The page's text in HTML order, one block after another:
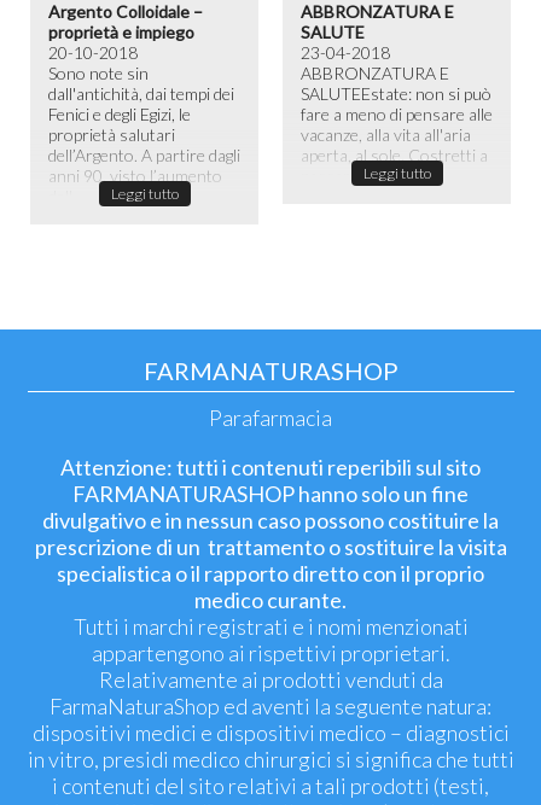
Argento Colloidale –
proprietà e impiego
20-10-2018
Sono note sin
dall'antichità, dai tempi dei
Fenici e degli Egizi, le
proprietà salutari
dell’Argento. A partire dagli
anni 90, visto l’aumento
Leggi tutto
ABBRONZATURA E
SALUTE
23-04-2018
ABBRONZATURA E
SALUTE​ Estate: non si può
fare a meno di pensare alle
vacanze, alla vita all'aria
aperta, al sole. Costretti a
passare la maggior ...
Leggi tutto
FARMANATURASHOP
Parafarmacia
Attenzione: tutti i contenuti reperibili sul sito
FARMANATURASHOP hanno solo un fine
divulgativo e in nessun caso possono costituire la
prescrizione di un trattamento o sostituire la visita
specialistica o il rapporto diretto con il proprio
medico curante.
Tutti i marchi registrati e i nomi menzionati
appartengono ai rispettivi proprietari.
Relativamente ai prodotti venduti da
FarmaNaturaShop ed aventi la seguente natura:
dispositivi medici e dispositivi medico – diagnostici
in vitro, presidi medico chirurgici si significa che tutti
i contenuti del sito relativi a tali prodotti (testi,